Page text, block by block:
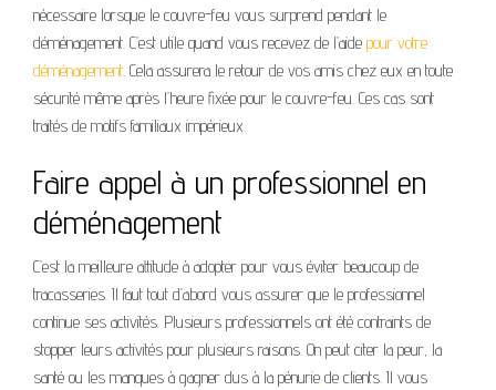
nécessaire lorsque le couvre-feu vous surprend pendant le
déménagement. C’est utile quand vous recevez de l’aide pour votre
déménagement. Cela assurera le retour de vos amis chez eux en toute
sécurité même après l’heure fixée pour le couvre-feu. Ces cas sont
traités de motifs familiaux impérieux.
Faire appel à un professionnel en
déménagement
C’est la meilleure attitude à adopter pour vous éviter beaucoup de
tracasseries. Il faut tout d’abord vous assurer que le professionnel
continue ses activités. Plusieurs professionnels ont été contraints de
stopper leurs activités pour plusieurs raisons. On peut citer la peur, la
santé ou les manques à gagner dus à la pénurie de clients. Il vous